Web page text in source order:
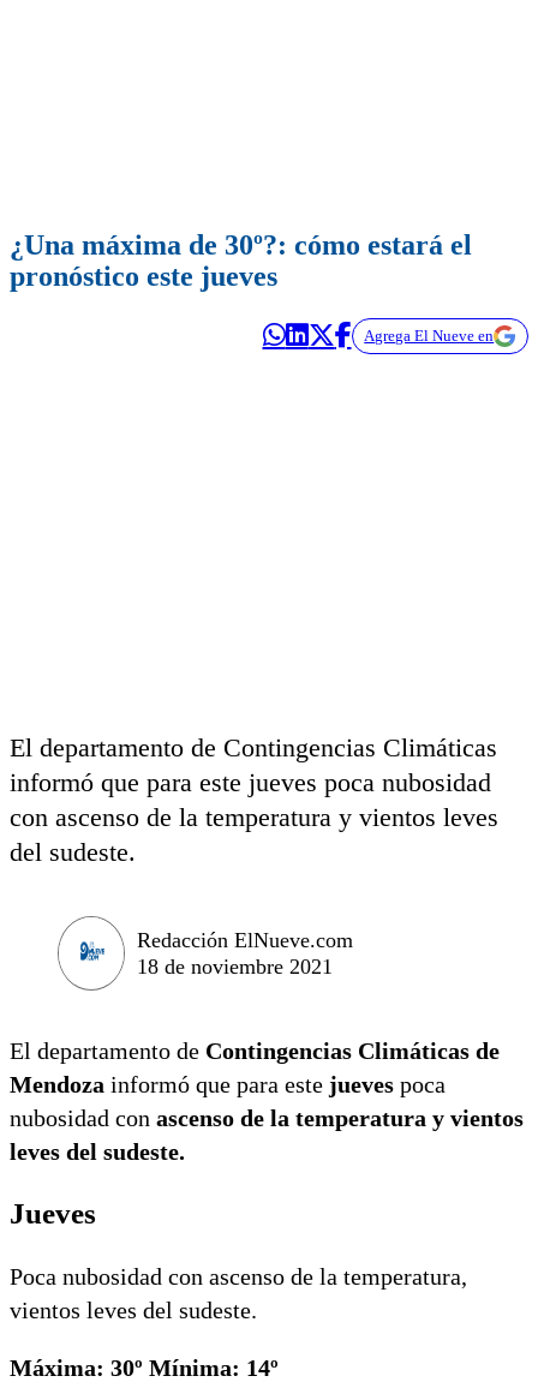
¿Una máxima de 30º?: cómo estará el
pronóstico este jueves
Agrega El Nueve en
El departamento de Contingencias Climáticas
informó que para este jueves poca nubosidad
con ascenso de la temperatura y vientos leves
del sudeste.
Redacción ElNueve.com
18 de noviembre 2021
El departamento de Contingencias Climáticas de
Mendoza informó que para este jueves poca
nubosidad con ascenso de la temperatura y vientos
leves del sudeste.
Jueves
Poca nubosidad con ascenso de la temperatura,
vientos leves del sudeste.
Máxima: 30º Mínima: 14º